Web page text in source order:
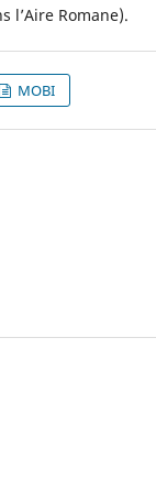
l’Aire Romane).
MOBI